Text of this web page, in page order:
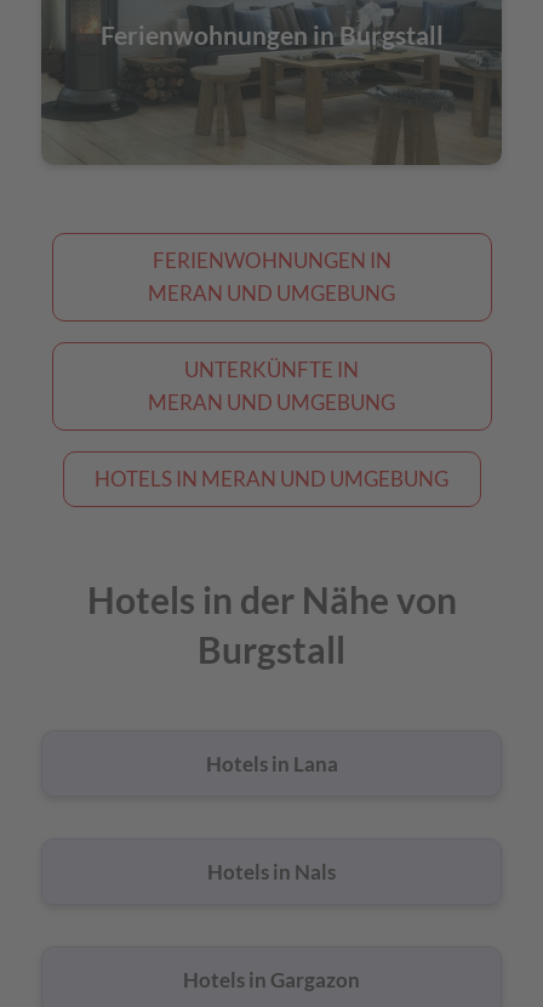
Ferienwohnungen in Burgstall
FERIENWOHNUNGEN IN
MERAN UND UMGEBUNG
UNTERKÜNFTE IN
MERAN UND UMGEBUNG
HOTELS IN MERAN UND UMGEBUNG
Hotels in der Nähe von
Burgstall
Hotels in Lana
Hotels in Nals
Hotels in Gargazon